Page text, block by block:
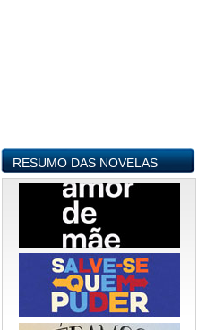
RESUMO DAS NOVELAS